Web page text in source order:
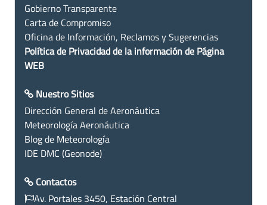
Gobierno Transparente
Carta de Compromiso
Oficina de Información, Reclamos y Sugerencias
Política de Privacidad de la información de Página
WEB
Nuestro Sitios
Dirección General de Aeronáutica
Meteorología Aeronáutica
Blog de Meteorología
IDE DMC (Geonode)
Contactos
Av. Portales 3450, Estación Central